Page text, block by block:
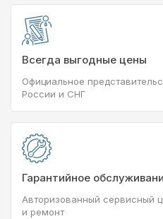
Всегда выгодные цены
Официальное
России и СНГ
Гарантийное
Авторизованный сервисный
и ремонт